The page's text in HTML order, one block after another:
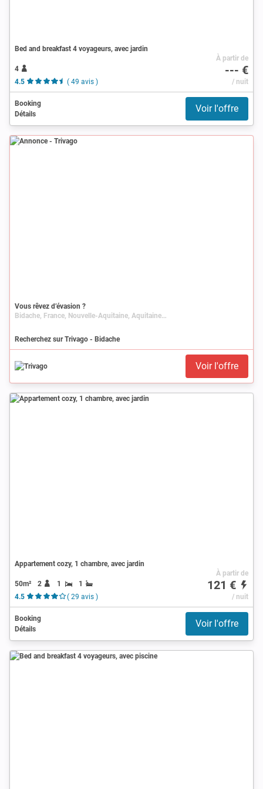
Bed and breakfast 4 voyageurs, avec jardin
4
4.5
( 49 avis )
À partir de
--- €
/ nuit
Booking
Détails
Voir l'offre
Annonce
Vous rêvez d’évasion ?
Bidache, France, Nouvelle-Aquitaine, Aquitaine, Pyrénées-Atlantiques
Recherchez sur Trivago - Bidache
Voir l'offre
Appartement cozy, 1 chambre, avec jardin
50m² 2 1
1
4.5
( 29 avis )
À partir de
121 €
/ nuit
Booking
Détails
Voir l'offre